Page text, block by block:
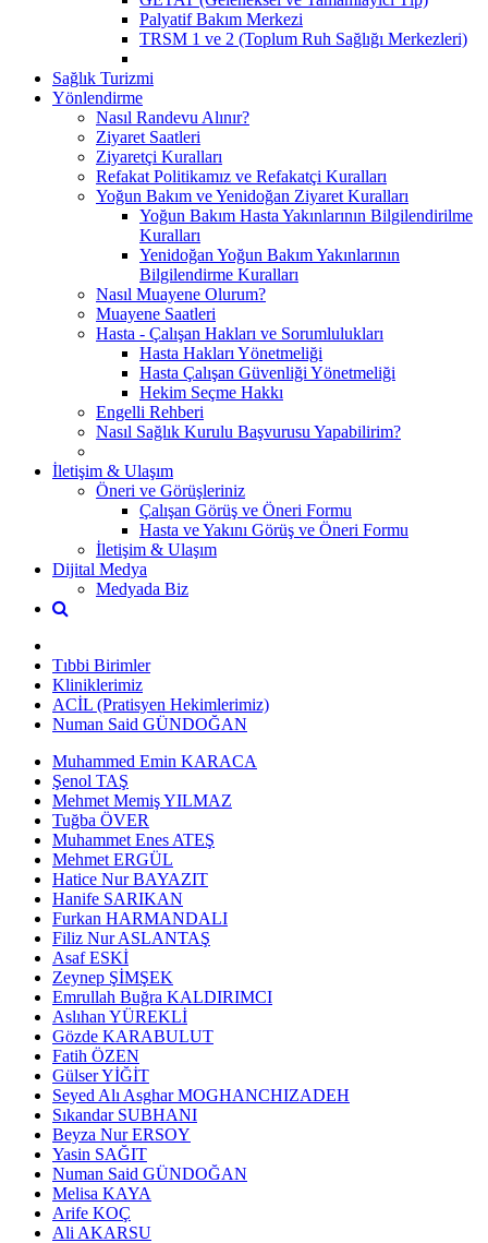
Palyatif Bakım Merkezi
TRSM 1 ve 2 (Toplum Ruh Sağlığı Merkezleri)
Sağlık Turizmi
Yönlendirme
Nasıl Randevu Alınır?
Ziyaret Saatleri
Ziyaretçi Kuralları
Refakat Politikamız ve Refakatçi Kuralları
Yoğun Bakım ve Yenidoğan Ziyaret Kuralları
Yoğun Bakım Hasta Yakınlarının Bilgilendirilme
Kuralları
Yenidoğan Yoğun Bakım Yakınlarının
Bilgilendirme Kuralları
Nasıl Muayene Olurum?
Muayene Saatleri
Hasta - Çalışan Hakları ve Sorumlulukları
Hasta Hakları Yönetmeliği
Hasta Çalışan Güvenliği Yönetmeliği
Hekim Seçme Hakkı
Engelli Rehberi
Nasıl Sağlık Kurulu Başvurusu Yapabilirim?
İletişim & Ulaşım
Öneri ve Görüşleriniz
Çalışan Görüş ve Öneri Formu
Hasta ve Yakını Görüş ve Öneri Formu
İletişim & Ulaşım
Dijital Medya
Medyada Biz
Tıbbi Birimler
Kliniklerimiz
ACİL (Pratisyen Hekimlerimiz)
Numan Said GÜNDOĞAN
Muhammed Emin KARACA
Şenol TAŞ
Mehmet Memiş YILMAZ
Tuğba ÖVER
Muhammet Enes ATEŞ
Mehmet ERGÜL
Hatice Nur BAYAZIT
Hanife SARIKAN
Furkan HARMANDALI
Filiz Nur ASLANTAŞ
Asaf ESKİ
Zeynep ŞİMŞEK
Emrullah Buğra KALDIRIMCI
Aslıhan YÜREKLİ
Gözde KARABULUT
Fatih ÖZEN
Gülser YİĞİT
Seyed Alı Asghar MOGHANCHIZADEH
Sıkandar SUBHANI
Beyza Nur ERSOY
Yasin SAĞIT
Numan Said GÜNDOĞAN
Melisa KAYA
Arife KOÇ
Ali AKARSU